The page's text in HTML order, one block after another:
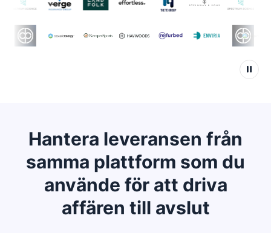
Hantera leveransen från
samma plattform som du
använde för att driva
affären till avslut